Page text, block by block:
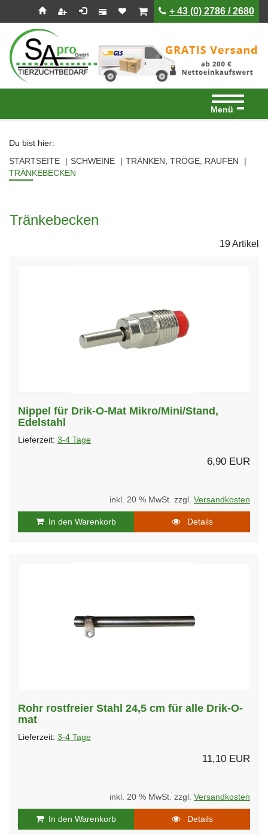
Seitenebreiche:
ist leerist leer+ 43 (0) 2786 / 2680
Menü
Du bist hier:
STARTSEITE
SCHWEINE
TRÄNKEN, TRÖGE, RAUFEN
TRÄNKEBECKEN
Tränkebecken
19 Artikel
Nippel für Drik-O-Mat Mikro/Mini/Stand,
Edelstahl
Lieferzeit: 3-4 Tage
6,90 EUR
inkl. 20 % MwSt. zzgl. Versandkosten
In den Warenkorb Details
Rohr rostfreier Stahl 24,5 cm für alle Drik-O-
mat
Lieferzeit: 3-4 Tage
11,10 EUR
inkl. 20 % MwSt. zzgl. Versandkosten
In den Warenkorb Details